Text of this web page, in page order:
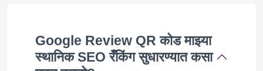
Google Review QR कोड माझ्या
स्थानिक SEO रँकिंग सुधारण्यात कसा